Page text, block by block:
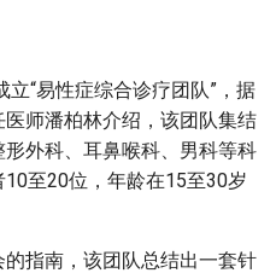
“易性症综合诊疗团队”，据
师潘柏林介绍，该团队集结
外科、耳鼻喉科、男科等科
至20位，年龄在15至30岁
指南，该团队总结出一套针